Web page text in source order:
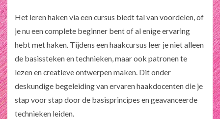
Het leren haken via een cursus biedt tal van voordelen, of
je nu een complete beginner bent of al enige ervaring
hebt met haken. Tijdens een haakcursus leer je niet alleen
de basissteken en technieken, maar ook patronen te
lezen en creatieve ontwerpen maken. Dit onder
deskundige begeleiding van ervaren haakdocenten die je
stap voor stap door de basisprincipes en geavanceerde
technieken leiden.